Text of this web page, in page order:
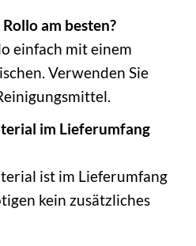
am besten?
einfach mit einem
Verwenden Sie
im Lieferumfang
ist im Lieferumfang
kein zusätzliches